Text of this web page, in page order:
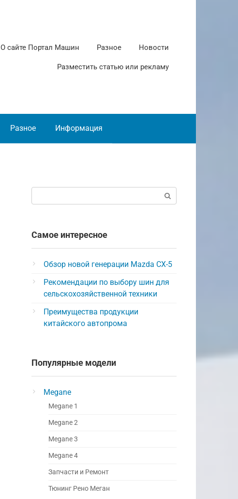
О сайте Портал Машин Разное Новости
Разместить статью или рекламу
Разное Информация
Самое интересное
Обзор новой генерации Mazda CX-5
Рекомендации по выбору шин для
сельскохозяйственной техники
Преимущества продукции
китайского автопрома
Популярные модели
Megane
Megane 1
Megane 2
Megane 3
Megane 4
Запчасти и Ремонт
Тюнинг Рено Меган